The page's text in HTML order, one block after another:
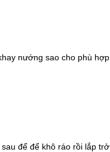
nướng sao cho phù hợp,
để để khô ráo rồi lắp trở